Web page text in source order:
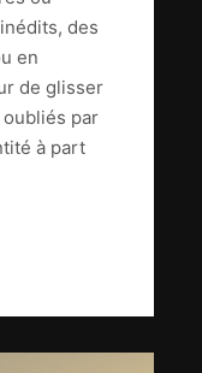
des
en
de glisser
par
à part